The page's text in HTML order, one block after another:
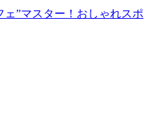
ェ”マスター！おしゃれスポ